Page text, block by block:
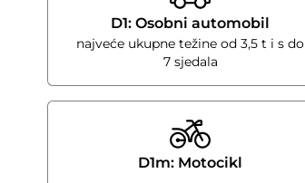
D1: Osobni automobil
najveće ukupne težine od 3,5 t i s do
7 sjedala
D1m: Motocikl